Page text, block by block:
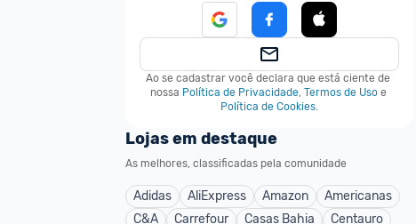
Ao se cadastrar você declara que está ciente de
nossa Política de Privacidade, Termos de Uso e
Política de Cookies.
Lojas em destaque
As melhores, classificadas pela comunidade
Adidas AliExpress Amazon
Americanas
C&A
Carrefour Casas Bahia
Centauro